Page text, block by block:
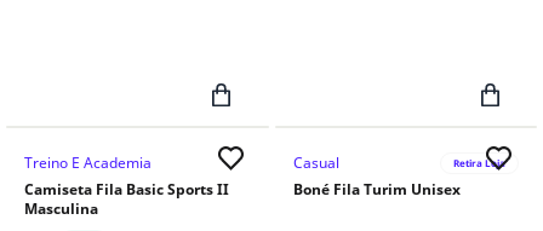
Treino E Academia
Camiseta Fila Basic Sports II
Masculina
Casual Retira Loja
Boné Fila Turim Unisex